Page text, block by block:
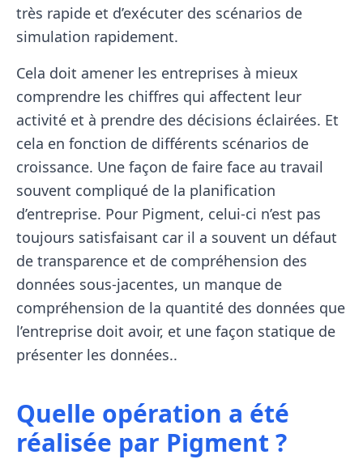
très rapide et d’exécuter des scénarios de
simulation rapidement.
Cela doit amener les entreprises à mieux
comprendre les chiffres qui affectent leur
activité et à prendre des décisions éclairées. Et
cela en fonction de différents scénarios de
croissance. Une façon de faire face au travail
souvent compliqué de la planification
d’entreprise. Pour Pigment, celui-ci n’est pas
toujours satisfaisant car il a souvent un défaut
de transparence et de compréhension des
données sous-jacentes, un manque de
compréhension de la quantité des données que
l’entreprise doit avoir, et une façon statique de
présenter les données..
Quelle opération a été
réalisée par Pigment ?